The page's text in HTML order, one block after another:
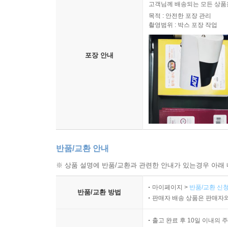
포장 안내
고객님께 배송되는 모든 상
목적 : 안전한 포장 관리
촬영범위 : 박스 포장 작업
반품/교환 안내
※ 상품 설명에 반품/교환과 관련한 안내가 있는경우 아
반품/교환 방법
마이페이지 > 반품/교환 신
판매자 배송 상품은 판매자
출고 완료 후 10일 이내의